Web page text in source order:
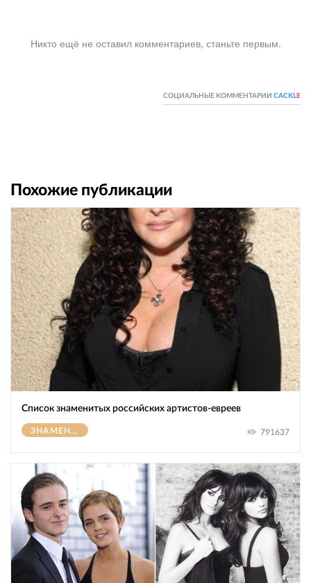
Никто ещё не оставил комментариев, станьте первым.
СОЦИАЛЬНЫЕ КОММЕНТАРИИ CACKL E
Похожие публикации
Список знаменитых российских артистов-евреев
ЗНАМЕНИТОСТИ 791637